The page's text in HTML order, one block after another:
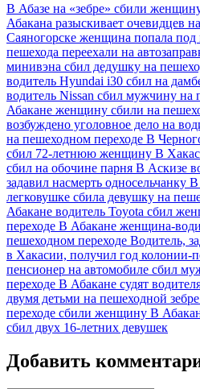
В Абазе на «зебре» сбили
Абакана разыскивает очевидцев
Саяногорске женщина попала
пешехода переехали на
минивэна сбил дедушку на
водитель Hyundai i30 сбил на
водитель Nissan сбил мужчину на
Абакане женщину сбили на
возбуждено уголовное дело на
на пешеходном переходе В
сбил 72-летнюю женщину В
сбил на обочине парня В Аскизе
задавил насмерть односельчанку В
легковушке сбила девушку на
Абакане водитель Toyota сбил
переходе В Абакане женщина-
пешеходном переходе Водитель,
в Хакасии, получил год колонии-
пенсионер на автомобиле сбил
переходе В Абакане судят
двумя детьми на пешеходной зебре
переходе сбили женщину В
сбил двух 16-летних девушек
Добавить